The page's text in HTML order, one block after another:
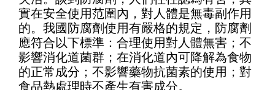
實在安全使用范圍內，對人體是無毒副作用
的。我國防腐劑使用有嚴格的規定，防腐劑
應符合以下標準：合理使用對人體無害；不
影響消化道菌群；在消化道內可降解為食物
的正常成分；不影響藥物抗菌素的使用；對
食品熱處理時不產生有害成分。